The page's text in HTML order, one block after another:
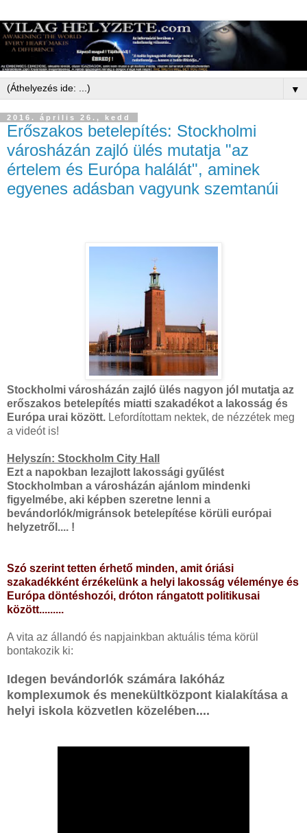
▼
2016. április 26., kedd
Erőszakos betelepítés: Stockholmi
városházán zajló ülés mutatja "az
értelem és Európa halálát", aminek
egyenes adásban vagyunk szemtanúi
Stockholmi városházán zajló ülés nagyon jól mutatja az
erőszakos betelepítés miatti szakadékot a lakosság és
Európa urai között. Lefordítottam nektek, de nézzétek meg
a videót is!
Helyszín: Stockholm City Hall
Ezt a napokban lezajlott lakossági gyűlést
Stockholmban a városházán ajánlom mindenki
figyelmébe, aki képben szeretne lenni a
bevándorlók/migránsok betelepítése körüli európai
helyzetről.... !
Szó szerint tetten érhető minden, amit óriási
szakadékként érzékelünk a helyi lakosság véleménye és
Európa döntéshozói, dróton rángatott politikusai
között.........
A vita az állandó és napjainkban aktuális téma körül
bontakozik ki:
Idegen bevándorlók számára lakóház
komplexumok és menekültközpont kialakítása a
helyi iskola közvetlen közelében....